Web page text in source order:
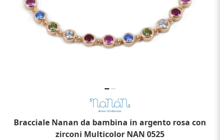
Bracciale Nanan da bambina in argento rosa con
zirconi Multicolor NAN 0525